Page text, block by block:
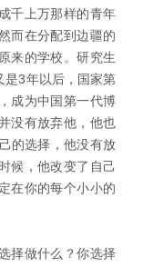
千上万那样的青年
而在分配到边疆的
来的学校。研究生
是3年以后，国家第
成为中国第一代博
没有放弃他，他也
的选择，他没有放
候，他改变了自己
在你的每个小小的
择做什么？你选择